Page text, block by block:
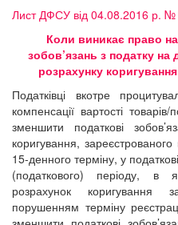
Лист ДФСУ від 04.08.2016 р.
Коли виникає право
зобов’язань з податку на
розрахунку
Податківці вкотре
компенсації вартості
зменшити податкові
коригування,
15-денного терміну, у
(податкового) періоду,
розрахунок
порушенням терміну